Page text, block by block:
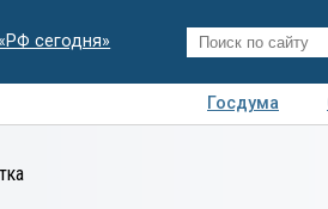
сегодня»
Госдума